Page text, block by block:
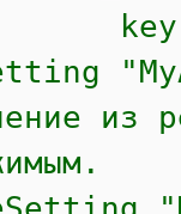
:=
из